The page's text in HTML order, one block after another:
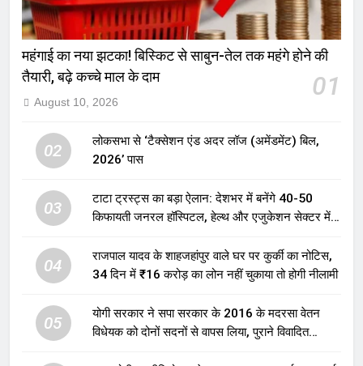
महंगाई का नया झटका! बिस्किट से साबुन-तेल तक महंगे होने की
तैयारी, बढ़े कच्चे माल के दाम
01
August 10, 2026
02
लोकसभा से ‘टैक्सेशन एंड अदर लॉज (अमेंडमेंट) बिल,
2026’ पास
03
टाटा ट्रस्ट्स का बड़ा ऐलान: देशभर में बनेंगे 40-50
किफायती जनरल हॉस्पिटल, हेल्थ और एजुकेशन सेक्टर में
04
राजपाल यादव के शाहजहांपुर वाले घर पर कुर्की का नोटिस,
34 दिन में ₹16 करोड़ का लोन नहीं चुकाया तो होगी नीलामी
05
योगी सरकार ने सपा सरकार के 2016 के मदरसा वेतन
विधेयक को दोनों सदनों से वापस लिया, पुराने विवादित